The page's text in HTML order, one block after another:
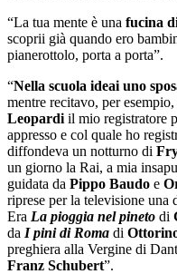
“La tua mente è una fucina
scoprii già quando ero
pianerottolo, porta a porta”.
“Nella scuola ideai uno
mentre recitavo, per
Leopardi il mio registratore
appresso e col quale ho
diffondeva un notturno di
un giorno la Rai, a mia
guidata da Pippo Baudo e
riprese per la televisione
Era La pioggia nel pineto di
da I pini di Roma di
preghiera alla Vergine di
Franz Schubert”.